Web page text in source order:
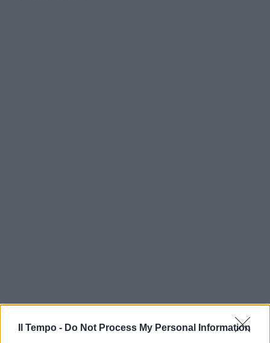
Il Tempo - Do Not Process My Personal Information
In evidenza